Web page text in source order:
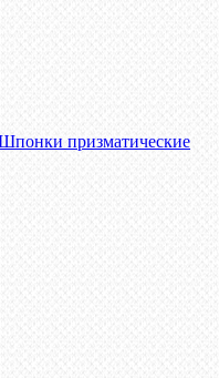
призматические